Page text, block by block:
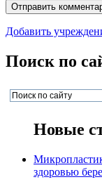
Добавить
Поиск по
Новые
здоровью